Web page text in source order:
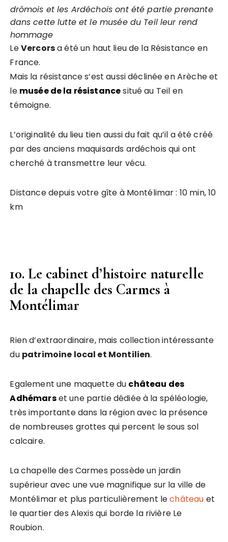
drômois et les Ardéchois ont été partie prenante
dans cette lutte et le musée du Teil leur rend
hommage
LeVercorsa été un haut lieu de la Résistance en
France.
Mais la résistance s’est aussi déclinée en Arèche et
le musée de la résistancesitué au Teil en
témoigne.
L’originalité du lieu tien aussi du fait qu’il a été créé
par des anciens maquisards ardéchois qui ont
cherché à transmettre leur vécu.
Distance depuis votre gîte à Montélimar : 10 min, 10
km
10. Le cabinet d’histoire naturelle
de la chapelle des Carmes à
Montélimar
Rien d’extraordinaire, mais collection intéressante
du patrimoine local et Montilien.
Egalement une maquette du château des
Adhémarset une partie dédiée à la spéléologie,
très importante dans la région avec la présence
de nombreuses grottes qui percent le sous sol
calcaire.
La chapelle des Carmes possède un jardin
supérieur avec une vue magnifique sur la ville de
Montélimar et plus particulièrement lechâteau et
le quartier des Alexis qui borde la rivière Le
Roubion.